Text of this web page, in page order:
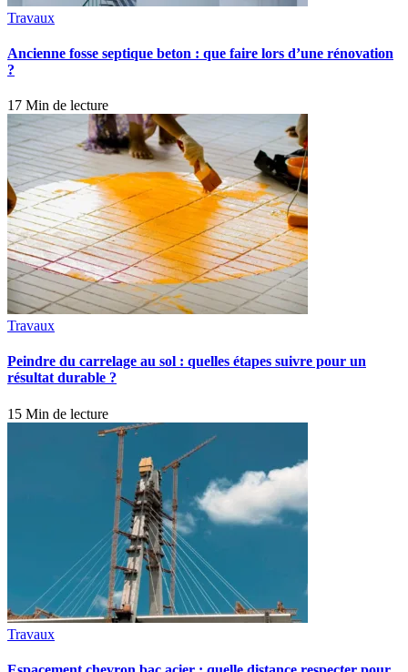
Travaux
Ancienne fosse septique beton : que faire lors d’une rénovation
?
17 Min de lecture
Travaux
Peindre du carrelage au sol : quelles étapes suivre pour un
résultat durable ?
15 Min de lecture
Travaux